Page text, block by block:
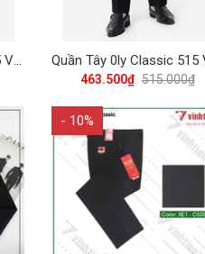
Quần Tây 0ly Classic 515 Vĩnh Tiến - Xám Muối Tiêu
463.500₫ 515.000₫
- 10%